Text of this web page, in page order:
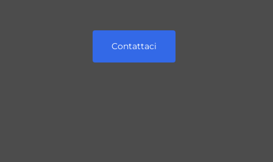
Contattaci